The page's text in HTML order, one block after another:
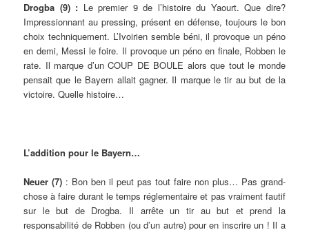
Drogba (9) : Le premier 9 de l’histoire du Yaourt. Que dire?
Impressionnant au pressing, présent en défense, toujours le bon
choix techniquement. L’Ivoirien semble béni, il provoque un péno
en demi, Messi le foire. Il provoque un péno en finale, Robben le
rate. Il marque d’un COUP DE BOULE alors que tout le monde
pensait que le Bayern allait gagner. Il marque le tir au but de la
victoire. Quelle histoire…
L’addition pour le Bayern…
Neuer (7) : Bon ben il peut pas tout faire non plus… Pas grand-
chose à faire durant le temps réglementaire et pas vraiment fautif
sur le but de Drogba. Il arrête un tir au but et prend la
responsabilité de Robben (ou d’un autre) pour en inscrire un ! Il a